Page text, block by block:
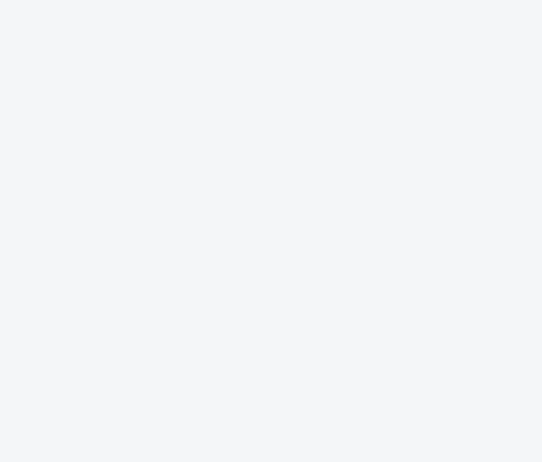
리났나 봤더니..경악!